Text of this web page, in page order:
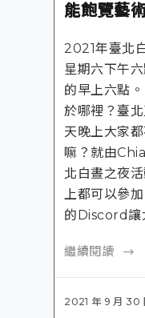
能飽覽藝
2021年臺北
星期六下午
的早上六點
於哪裡？臺
天晚上大家
嘛？就由
北白晝之夜
上都可以參
的Discord讓
繼續閱讀
2021 年 9 月 30